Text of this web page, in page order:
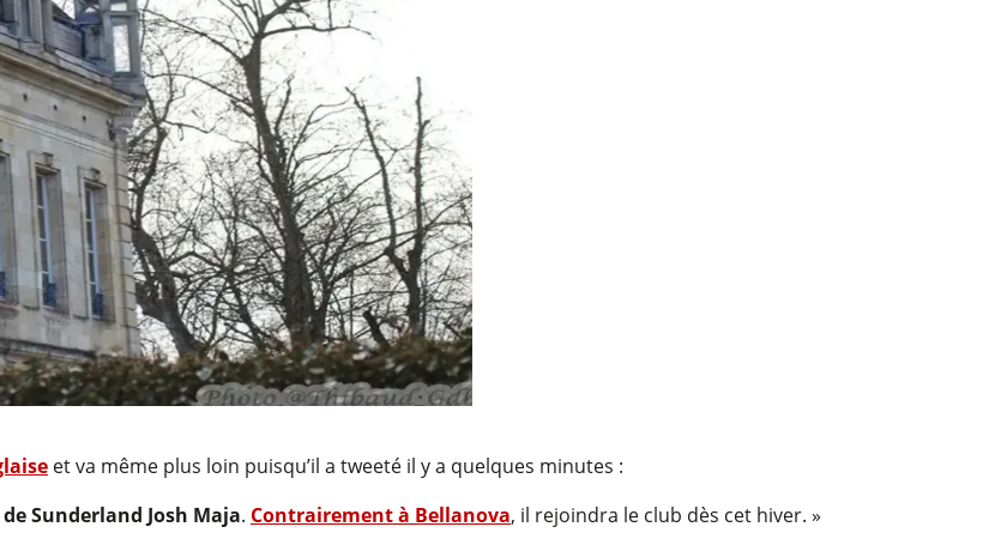
et va même plus loin puisqu’il a tweeté il y a quelques minutes :
Sunderland Josh Maja. Contrairement à Bellanova, il rejoindra le club dès cet hiver. »